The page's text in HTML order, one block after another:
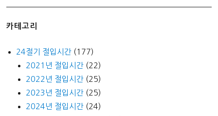
카테고리
24절기 절입시간 (177)
2021년 절입시간 (22)
2022년 절입시간 (25)
2023년 절입시간 (25)
2024년 절입시간 (24)